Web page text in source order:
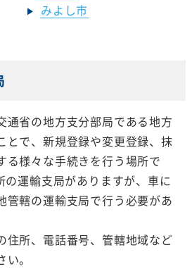
みよし市
通省の地方支分部局である地方
とで、新規登録や変更登録、抹
る様々な手続きを行う場所で
の運輸支局がありますが、車に
管轄の運輸支局で行う必要があ
住所、電話番号、管轄地域など
。